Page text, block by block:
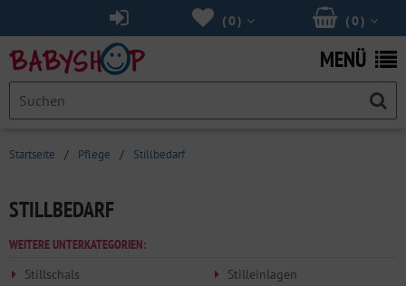
(0 )
(0 )
MENÜ
Startseite / Pflege / Stillbedarf
STILLBEDARF
WEITERE UNTERKATEGORIEN:
Stillschals
Stilleinlagen